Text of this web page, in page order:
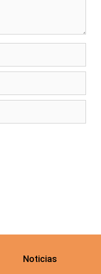
Noticias